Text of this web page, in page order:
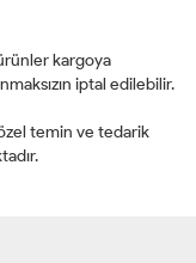
kargoya
iptal edilebilir.
temin ve tedarik